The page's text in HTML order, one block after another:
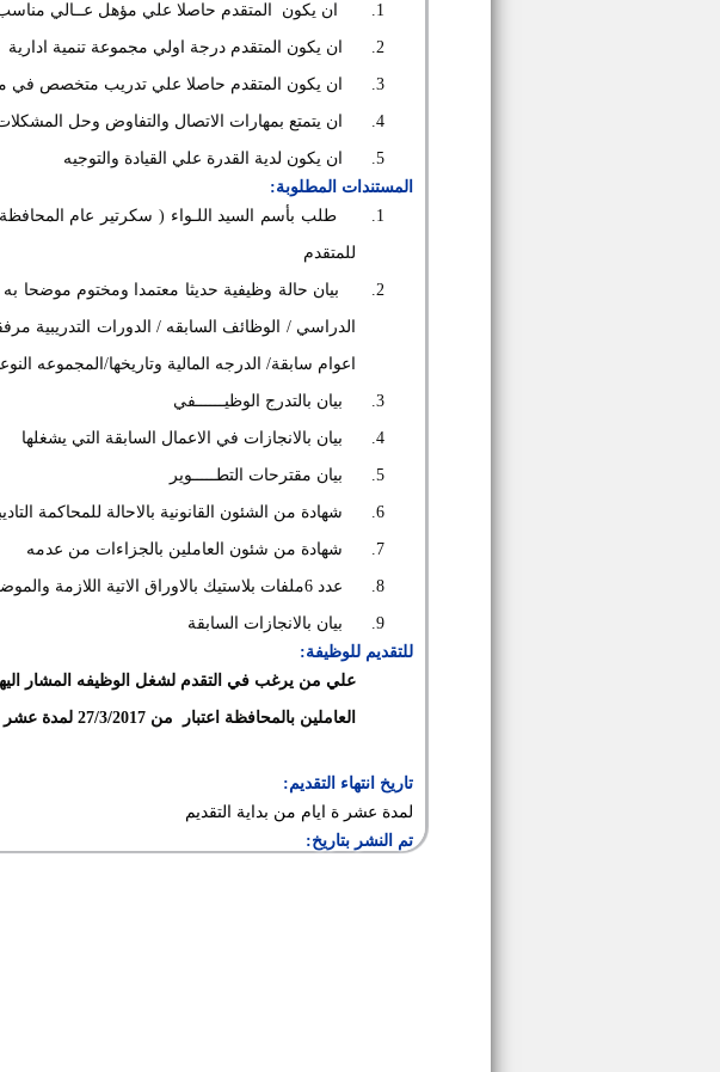
1.
ان يكون المتقدم حاصلا علي مؤهل عــالي
2. ان يكون المتقدم درجة اولي مجموعة تنمية ادارية
3. ان يكون المتقدم حاصلا علي تدريب متخصص في
4. ان يتمتع بمهارات الاتصال والتفاوض وحل
5.
ان يكون لدية القدرة علي القيادة والتوجيه
المستندات المطلوبة:
1.
طلب بأسم السيد اللـواء ( سكرتير عام
للمتقدم
2. بيان حالة وظيفية حديثا معتمدا ومختوم موضحا به
الدراسي / الوظائف السابقه / الدورات التدريبية
اعوام سابقة/ الدرجه المالية وتاريخها/المجموعه
3. بيان بالتدرج الوظيــــــفي
4. بيان بالانجازات في الاعمال السابقة التي يشغلها
5. بيان مقترحات التطـــــوير
6. شهادة من الشئون القانونية بالاحالة للمحاكمة
7. شهادة من شئون العاملين بالجزاءات من عدمه
8. عدد 6ملفات بلاستيك بالاوراق الاتية اللازمة
9.
بيان بالانجازات السابقة
للتقديم للوظيفة:
علي من يرغب في التقدم لشغل الوظيفه المشار اليها
العاملين بالمحافظة اعتبار من 27/3/2017 لمدة عشر ة ايام من بداية التقديم
تاريخ انتهاء التقديم:
لمدة عشر ة ايام من بداية التقديم
تم النشر بتاريخ: